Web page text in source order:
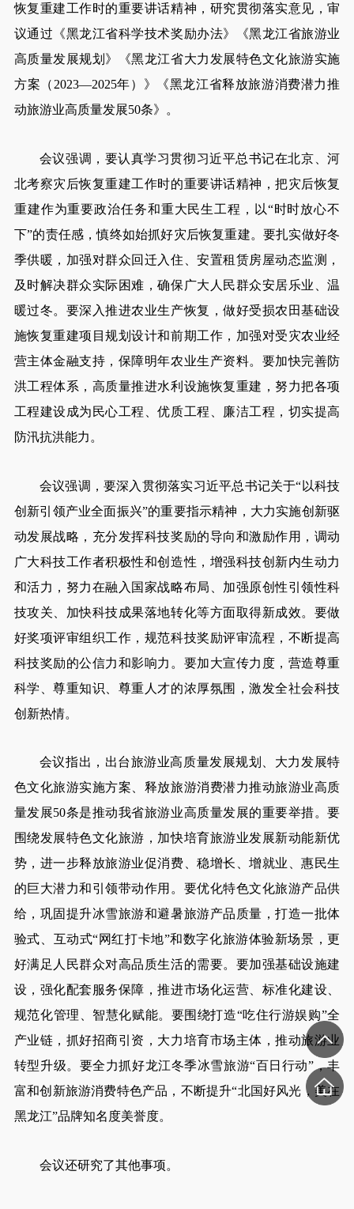
恢复重建工作时的重要讲话精神，研究贯彻落实意见，审
议通过《黑龙江省科学技术奖励办法》《黑龙江省旅游业
高质量发展规划》《黑龙江省大力发展特色文化旅游实施
方案（2023—2025年）》《黑龙江省释放旅游消费潜力推
动旅游业高质量发展50条》。
会议强调，要认真学习贯彻习近平总书记在北京、河
北考察灾后恢复重建工作时的重要讲话精神，把灾后恢复
重建作为重要政治任务和重大民生工程，以“时时放心不
下”的责任感，慎终如始抓好灾后恢复重建。要扎实做好冬
季供暖，加强对群众回迁入住、安置租赁房屋动态监测，
及时解决群众实际困难，确保广大人民群众安居乐业、温
暖过冬。要深入推进农业生产恢复，做好受损农田基础设
施恢复重建项目规划设计和前期工作，加强对受灾农业经
营主体金融支持，保障明年农业生产资料。要加快完善防
洪工程体系，高质量推进水利设施恢复重建，努力把各项
工程建设成为民心工程、优质工程、廉洁工程，切实提高
防汛抗洪能力。
会议强调，要深入贯彻落实习近平总书记关于“以科技
创新引领产业全面振兴”的重要指示精神，大力实施创新驱
动发展战略，充分发挥科技奖励的导向和激励作用，调动
广大科技工作者积极性和创造性，增强科技创新内生动力
和活力，努力在融入国家战略布局、加强原创性引领性科
技攻关、加快科技成果落地转化等方面取得新成效。要做
好奖项评审组织工作，规范科技奖励评审流程，不断提高
科技奖励的公信力和影响力。要加大宣传力度，营造尊重
科学、尊重知识、尊重人才的浓厚氛围，激发全社会科技
创新热情。
会议指出，出台旅游业高质量发展规划、大力发展特
色文化旅游实施方案、释放旅游消费潜力推动旅游业高质
量发展50条是推动我省旅游业高质量发展的重要举措。要
围绕发展特色文化旅游，加快培育旅游业发展新动能新优
势，进一步释放旅游业促消费、稳增长、增就业、惠民生
的巨大潜力和引领带动作用。要优化特色文化旅游产品供
给，巩固提升冰雪旅游和避暑旅游产品质量，打造一批体
验式、互动式“网红打卡地”和数字化旅游体验新场景，更
好满足人民群众对高品质生活的需要。要加强基础设施建
设，强化配套服务保障，推进市场化运营、标准化建设、
规范化管理、智慧化赋能。要围绕打造“吃住行游娱购”全
产业链，抓好招商引资，大力培育市场主体，推动旅游业
转型升级。要全力抓好龙江冬季冰雪旅游“百日行动”，丰
富和创新旅游消费特色产品，不断提升“北国好风光，美在
黑龙江”品牌知名度美誉度。
会议还研究了其他事项。